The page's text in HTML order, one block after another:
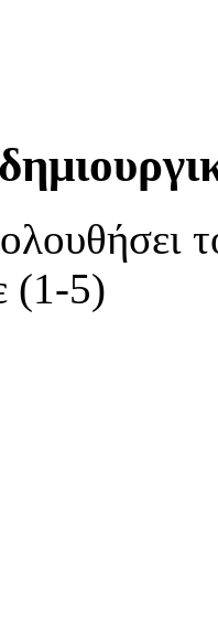
(1-5)